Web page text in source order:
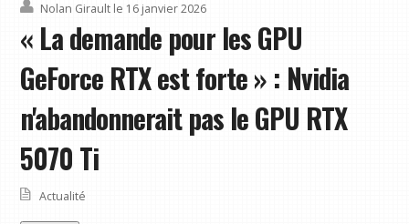
Nolan Girault le 16 janvier 2026
« La demande pour les GPU
GeForce RTX est forte » : Nvidia
n'abandonnerait pas le GPU RTX
5070 Ti
Actualité